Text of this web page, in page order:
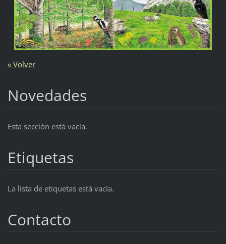
« Volver
Novedades
Esta sección está vacía.
Etiquetas
La lista de etiquetas está vacía.
Contacto